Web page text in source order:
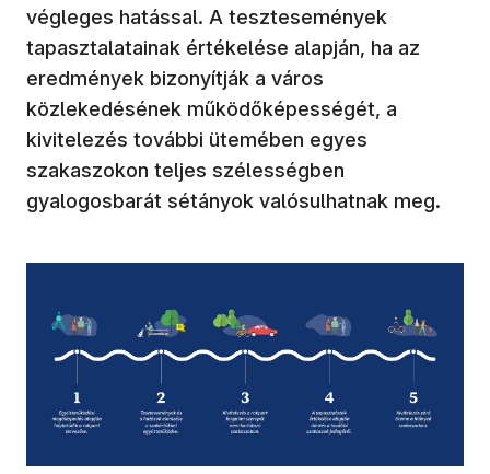
végleges hatással. A tesztesemények
tapasztalatainak értékelése alapján, ha az
eredmények bizonyítják a város
közlekedésének működőképességét, a
kivitelezés további ütemében egyes
szakaszokon teljes szélességben
gyalogosbarát sétányok valósulhatnak meg.